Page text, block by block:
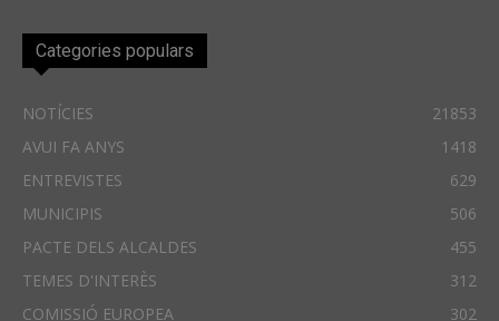
Categories populars
NOTÍCIES
21853
AVUI FA ANYS
1418
ENTREVISTES
629
MUNICIPIS
506
PACTE DELS ALCALDES
455
TEMES D'INTERÈS
312
COMISSIÓ EUROPEA
302